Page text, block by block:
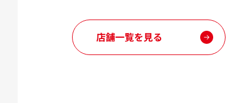
店舗一覧を見る